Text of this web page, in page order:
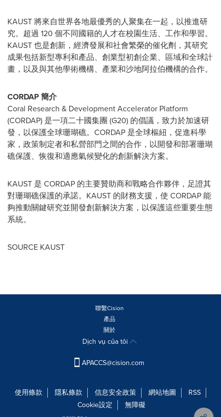
KAUST 將來自世界各地最優秀的人聚集在一起，以推進研
究。超過 120 個不同國籍的人才在校園生活、工作和學習。
KAUST 也是創新，經濟發展和社會繁榮的催化劑，其研究
成果包括新型專利和產品、創業型初創企業、區域和全球計
畫，以及與其他學術機構、產業和沙地阿拉伯機構的合作。
CORDAP 簡介
Coral Research & Development Accelerator Platform
(CORDAP) 是一項二十國集團 (G20) 的倡議，致力於加速研
發，以保護全球珊瑚礁。CORDAP 是全球樞紐，促進科學
家，政策制定者和私營部門之間的合作，以開發和部署珊瑚
礁保護、恢復和適應氣候變化的創新解決方案。
KAUST 是 CORDAP 的主要贊助商和戰略合作夥伴，足證其
對珊瑚礁保護的承諾。KAUST 的財務支援，使 CORDAP 能
夠推動關鍵研究並開發創新解決方案，以保護這些重要生態
系統。
SOURCE KAUST
聯繫Cision
產品
關於
Dịch vụ của tôi
APACCS@cision.com
使用條款 隱私條款 信息安全政策 網站地圖
RSS
Cookie設定
無障礙